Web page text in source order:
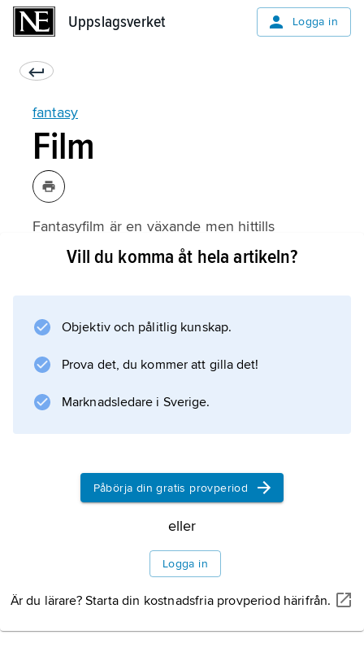
Uppslagsverket Logga in
fantasy
Film
Fantasyfilm är en växande men hittills
blygsamt omskriven filmgenre, som består av
samman med historisk realism, från Fritz
Langs ”Die Nibelungen” (1924) till John
McTiernans
Information om artikeln
Vill du komma åt hela artikeln?
Objektiv och pålitlig kunskap.
Prova det, du kommer att gilla det!
Marknadsledare i Sverige.
Påbörja din gratis provperiod
eller
Logga in
Är du lärare? Starta din kostnadsfria provperiod härifrån.